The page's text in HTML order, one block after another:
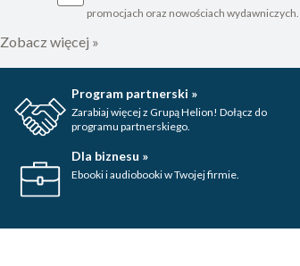
promocjach oraz nowościach wydawniczych.
Zobacz więcej »
Program partnerski »
Zarabiaj więcej z Grupą Helion! Dołącz do
programu partnerskiego.
Dla biznesu »
Ebooki i audiobooki w Twojej firmie.